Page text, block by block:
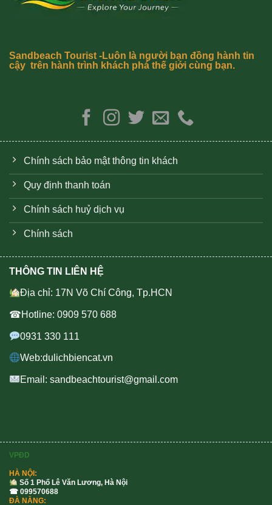
Sandbeach Tourist -Luôn là người bạn đồng hành tin
cậy trên hành trình khách phá thế giới cùng bạn.
Chính sách bảo mật thông tin khách
Quy định thanh toán
Chính sách huỷ dịch vụ
Chính sách
THÔNG TIN LIÊN HỆ
Địa chỉ: 17N Võ Chí Công, Tp.HCN
☎Hotline: 0909 570 688
0931 330 111
Web:dulichbiencat.vn
Email: sandbeachtourist@gmail.com
VPĐD
HÀ NỘI:
Số 1 Phố Lê Văn Lương, Hà Nội
☎ 099570688
ĐÀ NẴNG: